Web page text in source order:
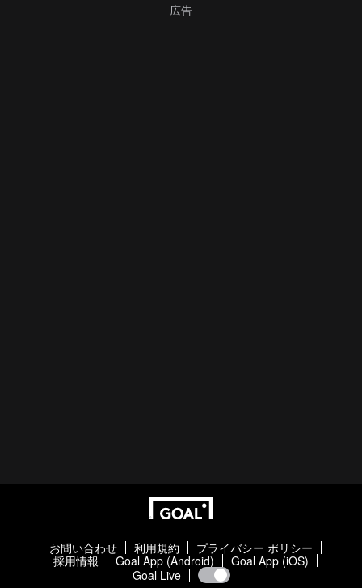
お問い合わせ 利用規約
プライバシー ポリシー
採用情報
Goal App (Android)
Goal App (iOS)
Goal Live